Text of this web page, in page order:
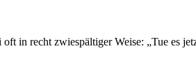
oft in recht zwiespältiger Weise: „Tue es